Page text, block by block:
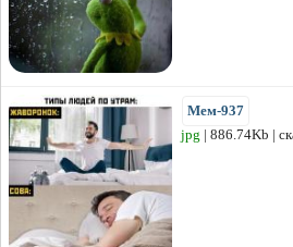
Мем-937
jpg | 886.74Kb |